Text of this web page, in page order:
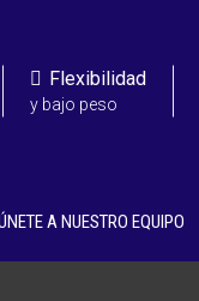
Flexibilidad
y bajo peso
A NUESTRO EQUIPO